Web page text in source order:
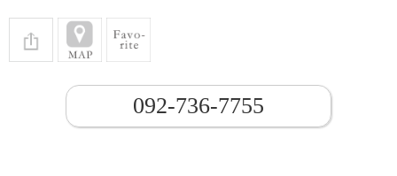
092-736-7755